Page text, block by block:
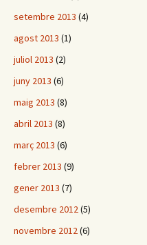
setembre 2013 (4)
agost 2013 (1)
juliol 2013 (2)
juny 2013 (6)
maig 2013 (8)
abril 2013 (8)
març 2013 (6)
febrer 2013 (9)
gener 2013 (7)
desembre 2012(5)
novembre 2012(6)